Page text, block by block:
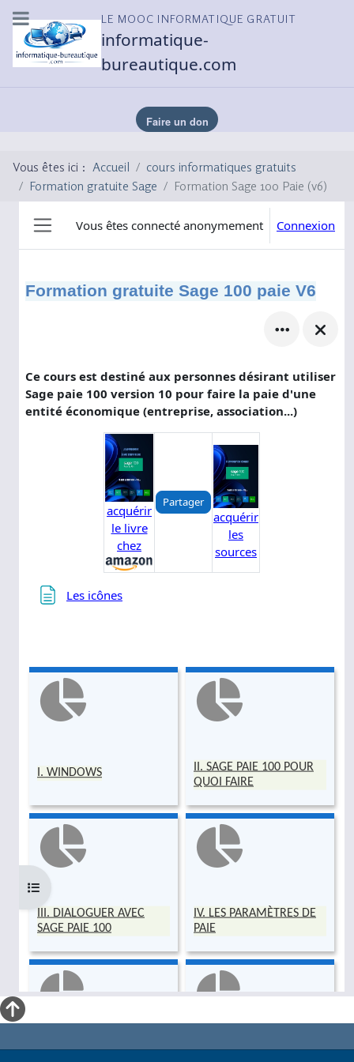
LE MOOC INFORMATIQUE GRATUIT
informatique-
bureautique.com
Vous êtes ici : Accueil
cours informatiques gratuits
Formation gratuite Sage
Formation Sage 100 Paie (v6)